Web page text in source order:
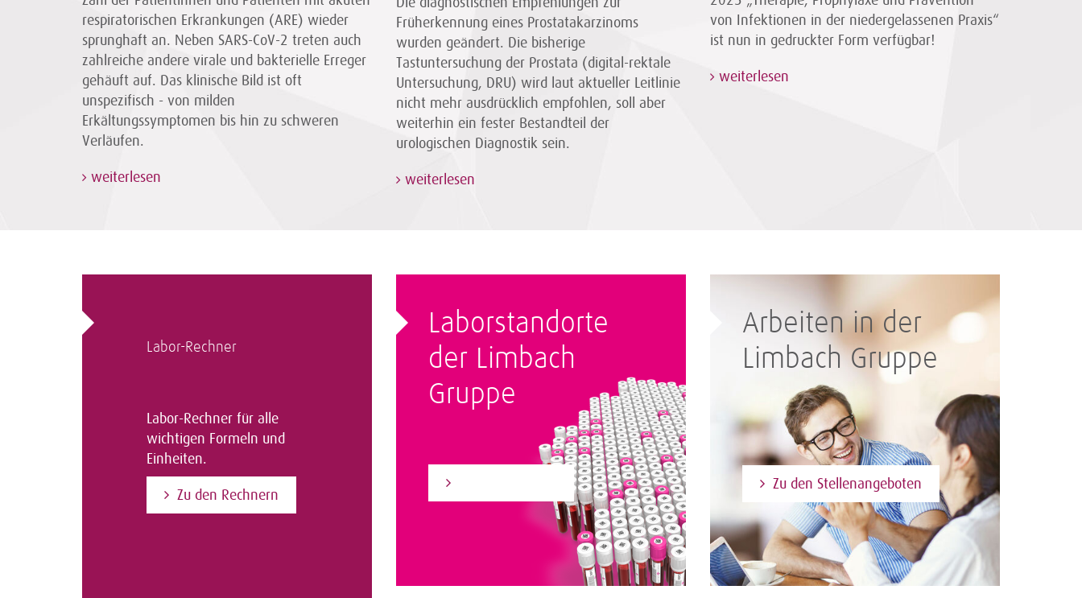
respiratorischen Erkrankungen (ARE) wieder
sprunghaft an. Neben SARS-CoV-2 treten auch
zahlreiche andere virale und bakterielle Erreger
gehäuft auf. Das klinische Bild ist oft
unspezifisch - von milden
Erkältungssymptomen bis hin zu schweren
Verläufen.
weiterlesen
Früherkennung eines Prostatakarzinoms
wurden geändert. Die bisherige
Tastuntersuchung der Prostata (digital-rektale
Untersuchung, DRU) wird laut aktueller Leitlinie
nicht mehr ausdrücklich empfohlen, soll aber
weiterhin ein fester Bestandteil der
urologischen Diagnostik sein.
weiterlesen
von Infektionen in der niedergelassenen Praxis“
ist nun in gedruckter Form verfügbar!
weiterlesen
Labor-Rechner
Labor-Rechner für alle
wichtigen Formeln und
Einheiten.
Zu den Rechnern
Laborstandorte
der Limbach
Gruppe
Arbeiten in der
Limbach Gruppe
Zu den Stellenangeboten